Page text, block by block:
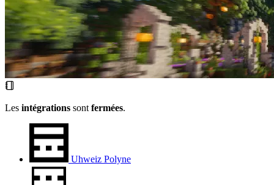
Les intégrations sont fermées.
Uhweiz Polyne